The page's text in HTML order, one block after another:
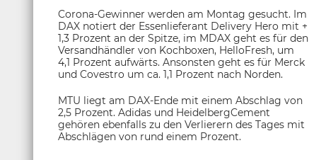
Corona-Gewinner werden am Montag gesucht. Im
DAX notiert der Essenlieferant Delivery Hero mit +
1,3 Prozent an der Spitze, im MDAX geht es für den
Versandhändler von Kochboxen, HelloFresh, um
4,1 Prozent aufwärts. Ansonsten geht es für Merck
und Covestro um ca. 1,1 Prozent nach Norden.
MTU liegt am DAX-Ende mit einem Abschlag von
2,5 Prozent. Adidas und HeidelbergCement
gehören ebenfalls zu den Verlierern des Tages mit
Abschlägen von rund einem Prozent.